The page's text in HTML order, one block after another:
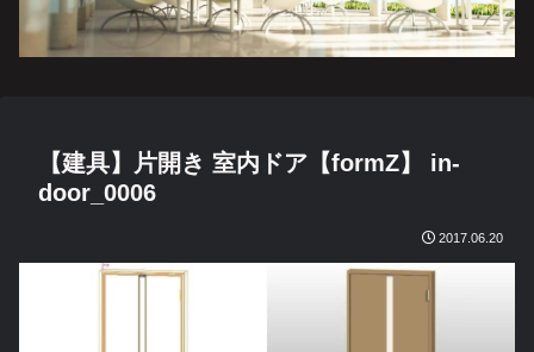
【建具】片開き 室内ドア【formZ】 in-
door_0006
2017.06.20